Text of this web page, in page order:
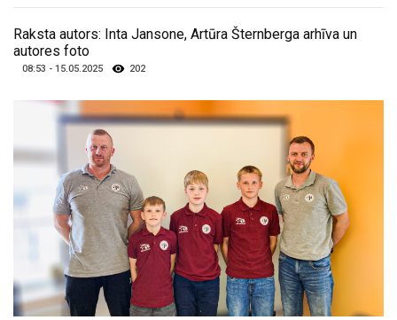
Raksta autors: Inta Jansone, Artūra Šternberga arhīva un
autores foto
08:53 - 15.05.2025 202